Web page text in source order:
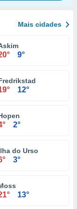
Mais cidades
9°
12°
2°
do Urso
3°
13°